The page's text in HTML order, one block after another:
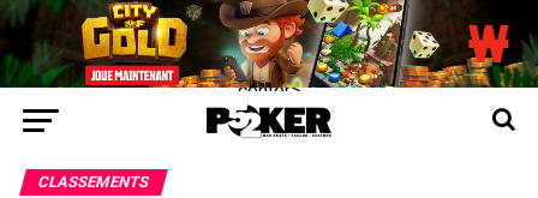
center>
CLASSEMENTS